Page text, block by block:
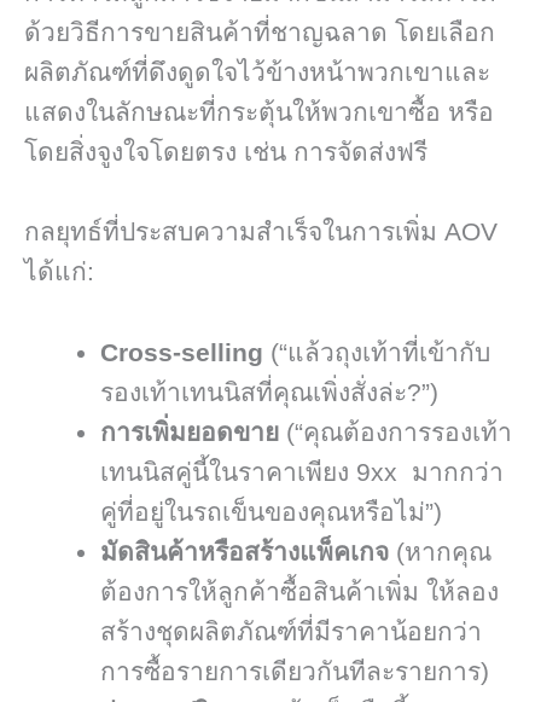
ด้วยวิธีการขายสินค้าที่ชาญฉลาด โดยเลือก
ผลิตภัณฑ์ที่ดึงดูดใจไว้ข้างหน้าพวกเขาและ
แสดงในลักษณะที่กระตุ้นให้พวกเขาซื้อ หรือ
โดยสิ่งจูงใจโดยตรง เช่น การจัดส่งฟรี
กลยุทธ์ที่ประสบความสำเร็จในการเพิ่ม AOV
ได้แก่:
Cross-selling (“แล้วถุงเท้าที่เข้ากับ
รองเท้าเทนนิสที่คุณเพิ่งสั่งล่ะ?”)
การเพิ่มยอดขาย (“คุณต้องการรองเท้า
เทนนิสคู่นี้ในราคาเพียง 9xx มากกว่า
คู่ที่อยู่ในรถเข็นของคุณหรือไม่”)
มัดสินค้าหรือสร้างแพ็คเกจ (หากคุณ
ต้องการให้ลูกค้าซื้อสินค้าเพิ่ม ให้ลอง
สร้างชุดผลิตภัณฑ์ที่มีราคาน้อยกว่า
การซื้อรายการเดียวกันทีละรายการ)